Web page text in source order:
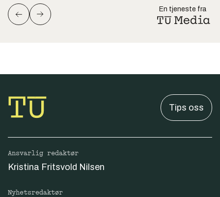
En tjeneste fra
Tips oss
Ansvarlig redaktør
Kristina Fritsvold Nilsen
Nyhetsredaktør